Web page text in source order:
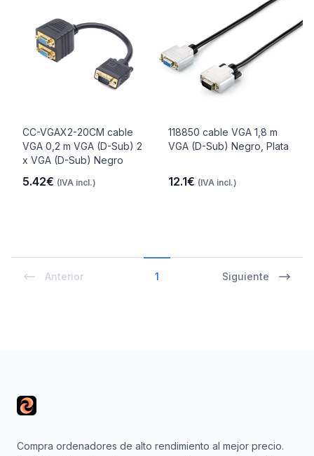
CC-VGAX2-20CM cable
VGA 0,2 m VGA (D-Sub) 2
x VGA (D-Sub) Negro
5.42€ (IVA incl.)
118850 cable VGA 1,8 m
VGA (D-Sub) Negro, Plata
12.1€ (IVA incl.)
Anterior 1 Siguiente
Compra ordenadores de alto rendimiento al mejor precio.